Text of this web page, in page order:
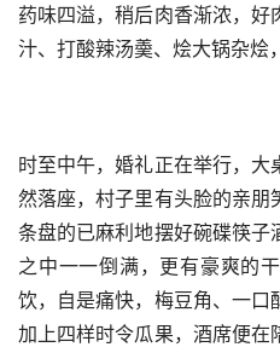
药味四溢，稍后肉香渐浓，
汁、打酸辣汤羮、烩大锅杂烩
时至中午，婚礼正在举行，
然落座，村子里有头脸的亲
条盘的已麻利地摆好碗碟筷子
之中一一倒满，更有豪爽的
饮，自是痛快，梅豆角、一口
加上四样时令瓜果，酒席便在